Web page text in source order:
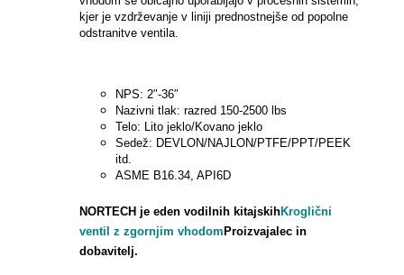
kjer je vzdrževanje v liniji prednostnejše od popolne
odstranitve ventila.
NPS: 2″-36″
Nazivni tlak: razred 150-2500 lbs
Telo: Lito jeklo/Kovano jeklo
Sedež: DEVLON/NAJLON/PTFE/PPT/PEEK
itd.
ASME B16.34, API6D
NORTECH je eden vodilnih kitajskihKroglični
ventil z zgornjim vhodom Proizvajalec in
dobavitelj.